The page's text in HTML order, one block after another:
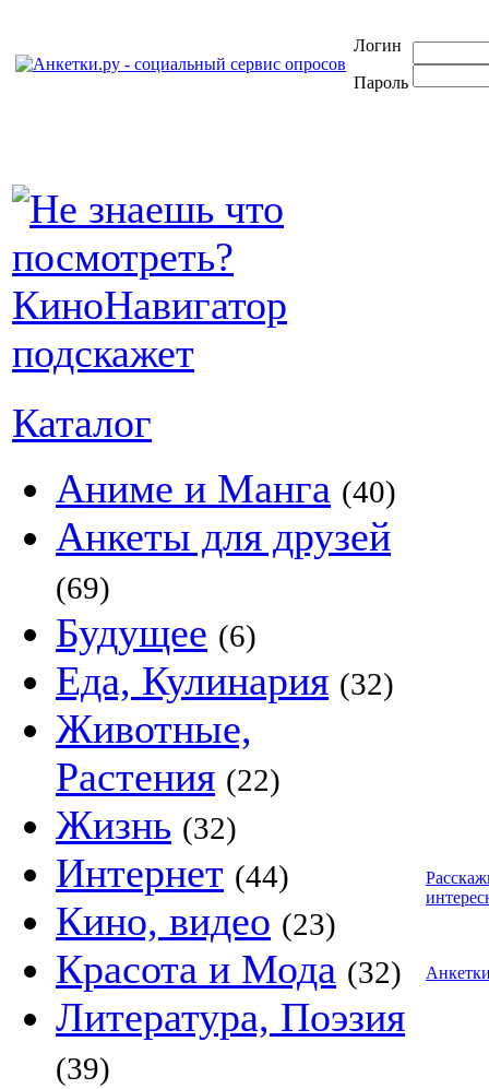
Логин
Пароль
Каталог
Аниме и Манга (40)
Анкеты для друзей
(69)
Будущее (6)
Еда, Кулинария (32)
Животные,
Растения (22)
Жизнь (32)
Интернет (44)
Кино, видео (23)
Красота и Мода (32)
Литература, Поэзия
(39)